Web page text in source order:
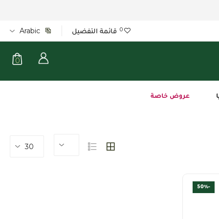
0 قائمة التفضيل Arabic
0
عروض خاصة
30
-50%